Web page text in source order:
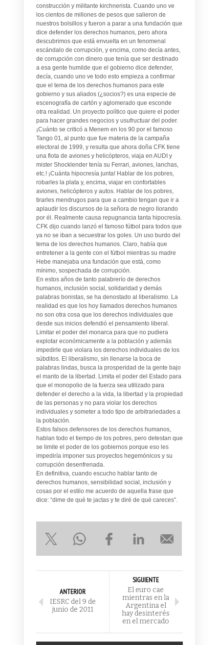
construcción y militante kirchnerista. Cuando uno ve
los cientos de millones de pesos que salieron de
nuestros bolsillos y fueron a parar a una fundación que
dice defender los derechos humanos, pero ahora
descubrimos que está envuelta en un fenomenal
escándalo de corrupción, y encima, como decía antes,
de corrupción con dinero que tenía que ser destinado
a esa gente humilde que el gobierno dice defender,
decía, cuando uno ve todo esto empieza a confirmar
que el tema de los derechos humanos para este
gobierno y sus aliados (¿socios?) es una especie de
escenografía de cartón y aglomerado que esconde
otra realidad. Un proyecto político que quiere el poder
para hacer grandes negocios y usufructuar del poder.
¡Cuánto se criticó a Menem en los 90 por el famoso
Tango 01, al punto que fue materia de la campaña
electoral de 1999, y resulta que ahora doña CFK tiene
una flota de aviones y helicópteros, viaja en AUDI y
mister Shocklender tenía su Ferrari, aviones, lanchas,
etc.! ¡Cuánta hipocresía junta! Hablar de los pobres,
robarles la plata y, encima, viajar en confortables
aviones, helicópteros y autos. Hablar de los pobres,
tirarles mendrugos para que a cambio tengan que ir a
aplaudir los discursos de la señora de negro llorando
por él. Realmente causa repugnancia tanta hipocresía.
CFK dijo cuando lanzó el famoso fútbol para todos que
ya no se iban a secuestrar los goles. Un uso burdo del
tema de los derechos humanos. Claro, había que
entretener a la gente con el fútbol mientras su madre
Hebe manejaba una fundación que está, como
mínimo, sospechada de corrupción.
En estos años de tanto palabrerío de derechos
humanos, inclusión social, solidaridad y demás
palabras bonistas, se ha denostado al liberalismo. La
realidad es que los hoy llamados derechos humanos
no son otra cosa que los derechos individuales que
desde sus inicios defendió el pensamiento liberal.
Limitar el poder del monarca para que no pudiera
explotar económicamente a la población y además
impedirle que violara los derechos individuales de los
súbditos. El liberalismo, sin llenarse la boca de
palabras lindas, busca la prosperidad de la gente bajo
el manto de la libertad. Limita el poder del Estado para
que el monopolio de la fuerza sea utilizado para
defender el derecho a la vida, la libertad y la propiedad
de las personas y no para violar los derechos
individuales y someter a todo tipo de arbitrariedades a
la población.
Estos falsos defensores de los derechos humanos,
hablan todo el tiempo de los pobres, pero detestan que
se limite el poder de los gobiernos porque eso les
impediría imponer sus proyectos hegemónicos y su
corrupción desenfrenada.
En definitiva, cuando escucho hablar tanto de
derechos humanos, sensibilidad social, inclusión y
cosas por el estilo me acuerdo de aquella frase que
dice: “dime de qué te jactas y te diré de qué careces”.
ANTERIOR
IESRC del 9 de
junio de 2011
SIGUIENTE
El euro cae
mientras en la
Argentina el
hay desinterés
en el mercado